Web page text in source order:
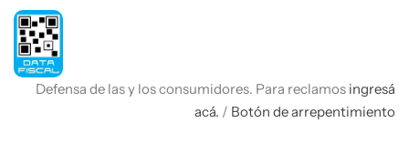
Defensa de las y los consumidores. Para reclamos ingresá
acá. / Botón de arrepentimiento